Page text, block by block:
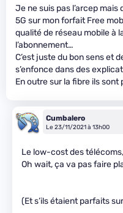
Je ne suis pas l’arcep
5G sur mon forfait Free
qualité de réseau mobile à
l’abonnement…
C’est juste du bon sens et
s’enfonce dans des
En outre sur la fibre ils sont
Cumbalero
Le 23/11/2021 à 13h00
Le low-cost des
Oh wait, ça va pas faire
(Et s’ils étaient parfaits